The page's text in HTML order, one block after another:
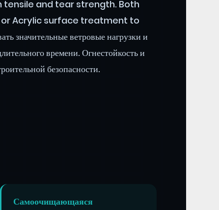
tensile and tear strength. Both
or Acrylic surface treatment to
ветровые нагрузки и
времени. Огнестойкость и
безопасности.
Самоочищающаяся